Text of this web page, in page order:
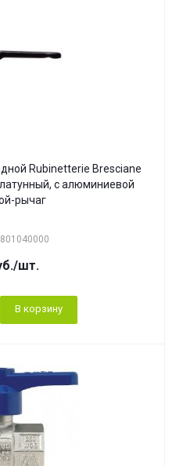
Rubinetterie Bresciane
с алюминиевой
рычаг
/шт.
В корзину